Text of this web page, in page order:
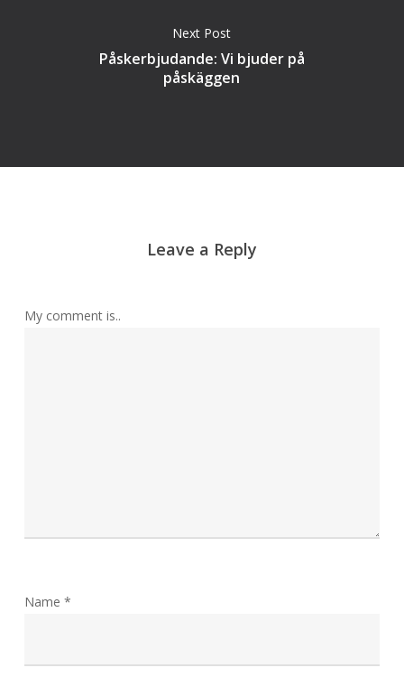
Next Post
Påskerbjudande: Vi bjuder på
påskäggen
Leave a Reply
My comment is..
Name *